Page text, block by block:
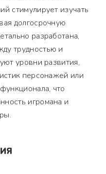
стимулирует изучать
долгосрочную
разработана,
трудностью и
уровни развития,
персонажей или
что
игромана и